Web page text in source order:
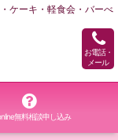
ケーキ・軽食会・バーべ
お電話・
メール
無料相談申し込み